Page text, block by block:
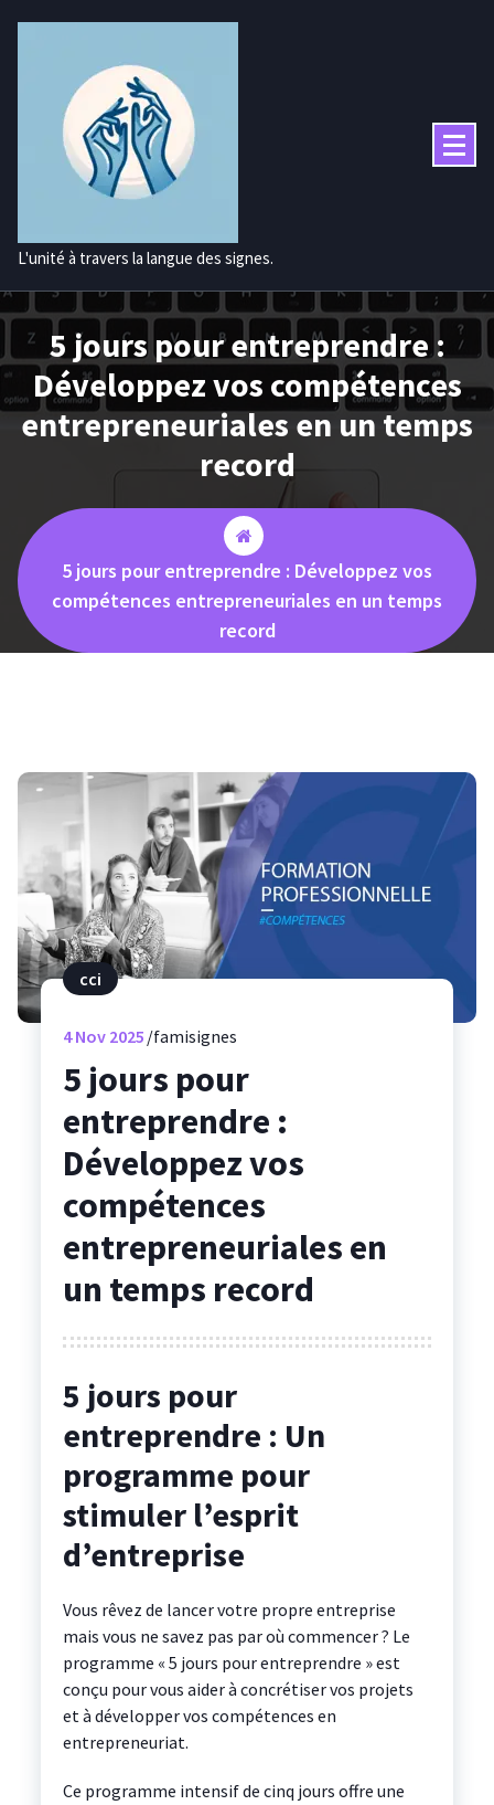
L'unité à travers la langue des signes.
5 jours pour entreprendre :
Développez vos compétences
entrepreneuriales en un temps
record
5 jours pour entreprendre : Développez vos
compétences entrepreneuriales en un temps
record
cci
4Nov 2025 famisignes
5 jours pour
entreprendre :
Développez vos
compétences
entrepreneuriales en
un temps record
5 jours pour
entreprendre : Un
programme pour
stimuler l’esprit
d’entreprise
Vous rêvez de lancer votre propre entreprise
mais vous ne savez pas par où commencer ? Le
programme « 5 jours pour entreprendre » est
conçu pour vous aider à concrétiser vos projets
et à développer vos compétences en
entrepreneuriat.
Ce programme intensif de cinq jours offre une